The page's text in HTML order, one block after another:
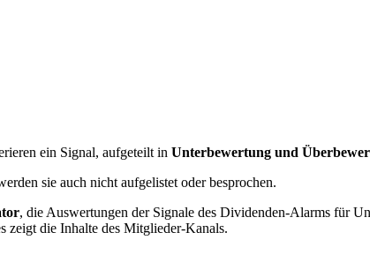
ein Signal, aufgeteilt in Unterbewertung und
sie auch nicht aufgelistet oder besprochen.
, die Auswertungen der Signale des Dividenden-Alarms für
zeigt die Inhalte des Mitglieder-Kanals.